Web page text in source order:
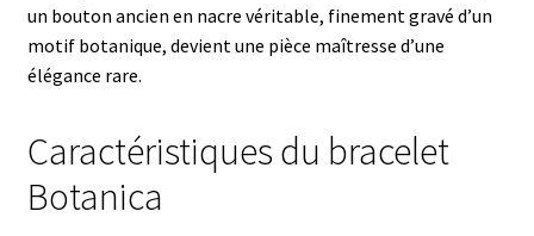
un bouton ancien en nacre véritable, finement gravé d’un
motif botanique, devient une pièce maîtresse d’une
élégance rare.
Caractéristiques du bracelet
Botanica